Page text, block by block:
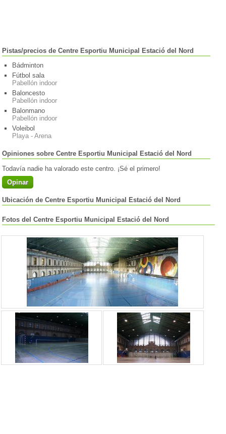
Pistas/precios de Centre Esportiu Municipal Estació del Nord
Bádminton
Fútbol sala
Pabellón indoor
Baloncesto
Pabellón indoor
Balonmano
Pabellón indoor
Voleibol
Playa - Arena
Opiniones sobre Centre Esportiu Municipal Estació del Nord
Todavía nadie ha valorado este centro. ¡Sé el primero!
Opinar
Ubicación de Centre Esportiu Municipal Estació del Nord
Fotos del Centre Esportiu Municipal Estació del Nord